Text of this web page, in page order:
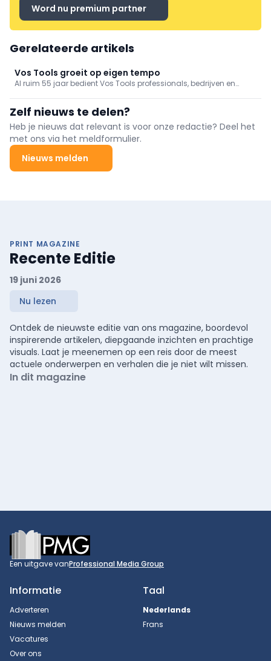
Word nu premium partner
Gerelateerde artikels
Vos Tools groeit op eigen tempo
Al ruim 55 jaar bedient Vos Tools professionals, bedrijven en
betrouwbare service. Vanuit de Antwerpse filialen in Brecht en
Boom, en sinds kort ...
Zelf nieuws te delen?
Heb je nieuws dat relevant is voor onze redactie? Deel het
met ons via het meldformulier.
Nieuws melden
PRINT MAGAZINE
Recente Editie
19 juni 2026
Nu lezen
Ontdek de nieuwste editie van ons magazine, boordevol
inspirerende artikelen, diepgaande inzichten en prachtige
visuals. Laat je meenemen op een reis door de meest
actuele onderwerpen en verhalen die je niet wilt missen.
In dit magazine
Footer
Een uitgave vanProfessional Media Group
Informatie
Adverteren
Nieuws melden
Vacatures
Over ons
Taal
Nederlands
Frans